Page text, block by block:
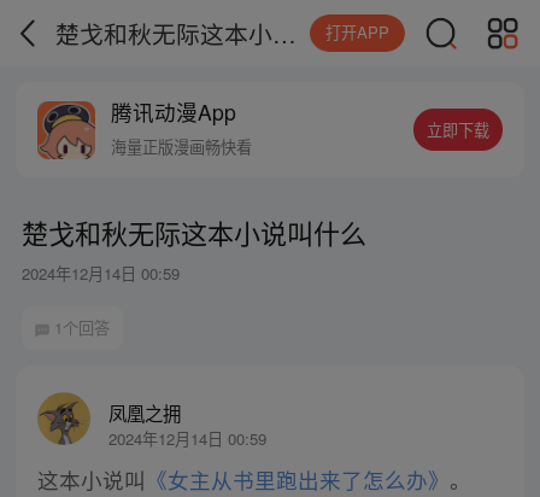
楚戈和秋无际这本小说叫什么 打开APP
腾讯动漫App
海量正版漫画畅快看
立即下载
楚戈和秋无际这本小说叫什么
2024年12月14日 00:59
1个回答
凤凰之拥
2024年12月14日 00:59
这本小说叫 《女主从书里跑出来了怎么办》 。